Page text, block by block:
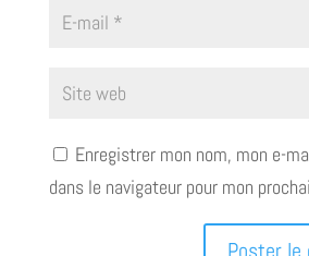
Enregistrer mon nom, mon e-
dans le navigateur pour mon